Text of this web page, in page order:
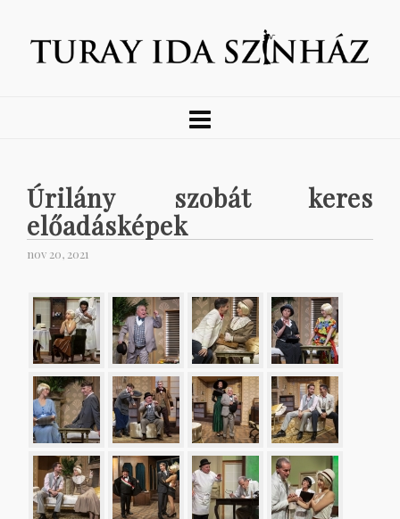
Úrilány szobát keres
előadásképek
nov 20, 2021